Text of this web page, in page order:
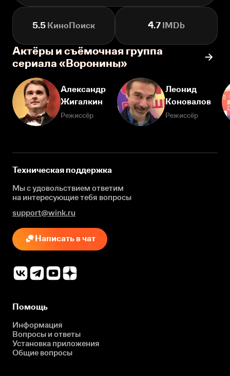
5.5 КиноПоиск 4.7 IMDb
Актёры и съёмочная группа
сериала «Воронины»
Александр
Жигалкин
Режиссёр
Леонид
Коновалов
Режиссёр
Техническая поддержка
Мы с удовольствием ответим
на интересующиетебя вопросы
support@wink.ru
Написать в чат
Помощь
Информация
Вопросы и ответы
Установка приложения
Общие вопросы